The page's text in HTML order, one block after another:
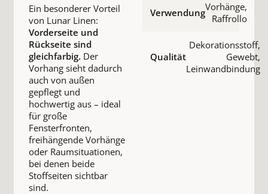
Ein besonderer Vorteil
von Lunar Linen:
Vorderseite und
Rückseite sind
gleichfarbig. Der
Vorhang sieht dadurch
auch von außen
gepflegt und
hochwertig aus – ideal
für große
Fensterfronten,
freihängende Vorhänge
oder Raumsituationen,
bei denen beide
Stoffseiten sichtbar
sind.
VerwendungVorhänge,
Raffrollo
Qualität
Dekorationsstoff,
Gewebt,
Leinwandbindung